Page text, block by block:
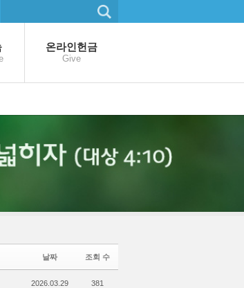
온라인헌금
Give
날짜 조회 수
2026.03.29 381